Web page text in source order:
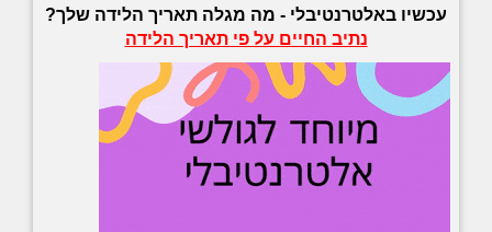
עכשיו באלטרנטיבלי - מה מגלה תאריך הלידה שלך?
נתיב החיים על פי תאריך הלידה